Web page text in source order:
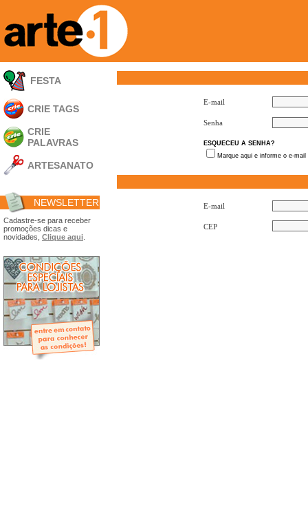
FESTA
CRIE TAGS
CRIE
PALAVRAS
ARTESANATO
Acrílico
Porta Retratos
Ferramentas
- Carimbões
- Embalagens
- Máscaras
- Espátulas
- Diversos
Álbuns
- Mini-Álbuns
- Páginas Mini
- Páginas Scrap
- Argolas
NEWSLETTER
Cadastre-se para receber
promoções dicas e
novidades, Clique aqui
E-mail
Senha
ESQUECEU A SENHA?
Marque aqui e informe o e-
E-mail
CEP